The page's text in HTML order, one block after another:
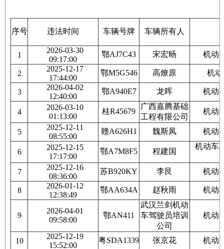
序号 违法时间 车辆号牌 车辆所有人
1
2026-03-30
09:17:00
鄂AJ7C43 宋宏旸 机动
2
2025-12-17
17:44:00
鄂M5G546 高燎原 机
3
2026-04-02
12:40:00
鄂A940E7 龙晖 机动
4
2026-03-10
01:13:00
桂R45679
广西嘉腾基础
工程有限公司
机动
5
2025-12-11
08:55:00
赣A626H1 魏斯凤 机动
6
2025-12-15
17:17:00
鄂A7M8F5 程建国
机动车/
7
2025-12-16
08:36:00
苏B920KY 李艮 机动
8
2026-01-12
12:38:49
鄂AA634A 赵秋雨 机动
9
2026-04-01
09:58:00
鄂AN411
武汉兰剑机动
车驾驶员培训
公司
机动
10
2025-12-19
15:52:00
粤SDA1339 张京花 机动